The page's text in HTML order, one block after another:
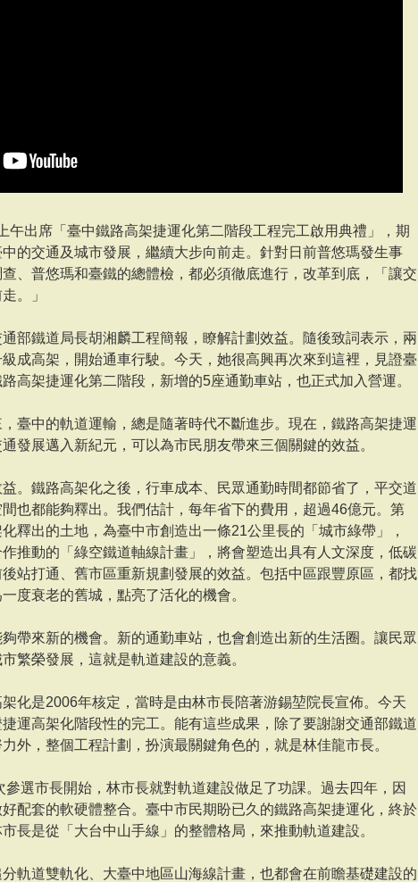
午出席「臺中鐵路高架捷運化第二階段工程完工啟用典禮」，期
的交通及城市發展，繼續大步向前走。針對日前普悠瑪發生事
、普悠瑪和臺鐵的總體檢，都必須徹底進行，改革到底，「讓交
。」
部鐵道局長胡湘麟工程簡報，瞭解計劃效益。隨後致詞表示，兩
成高架，開始通車行駛。今天，她很高興再次來到這裡，見證臺
高架捷運化第二階段，新增的5座通勤車站，也正式加入營運。
臺中的軌道運輸，總是隨著時代不斷進步。現在，鐵路高架捷運
發展邁入新紀元，可以為市民朋友帶來三個關鍵的效益。
。鐵路高架化之後，行車成本、民眾通勤時間都節省了，平交道
也都能夠釋出。我們估計，每年省下的費用，超過46億元。第
釋出的土地，為臺中市創造出一條21公里長的「城市綠帶」，
推動的「綠空鐵道軸線計畫」，將會塑造出具有人文深度，低碳
站打通、舊市區重新規劃發展的效益。包括中區跟豐原區，都找
度衰老的舊城，點亮了活化的機會。
帶來新的機會。新的通勤車站，也會創造出新的生活圈。讓民眾
繁榮發展，這就是軌道建設的意義。
化是2006年核定，當時是由林市長陪著游錫堃院長宣佈。今天
運高架化階段性的完工。能有這些成果，除了要謝謝交通部鐵道
外，整個工程計劃，扮演最關鍵角色的，就是林佳龍市長。
選市長開始，林市長就對軌道建設做足了功課。過去四年，因
配套的軟硬體整合。臺中市民期盼已久的鐵路高架捷運化，終於
長是從「大台中山手線」的整體格局，來推動軌道建設。
軌道雙軌化、大臺中地區山海線計畫，也都會在前瞻基礎建設的